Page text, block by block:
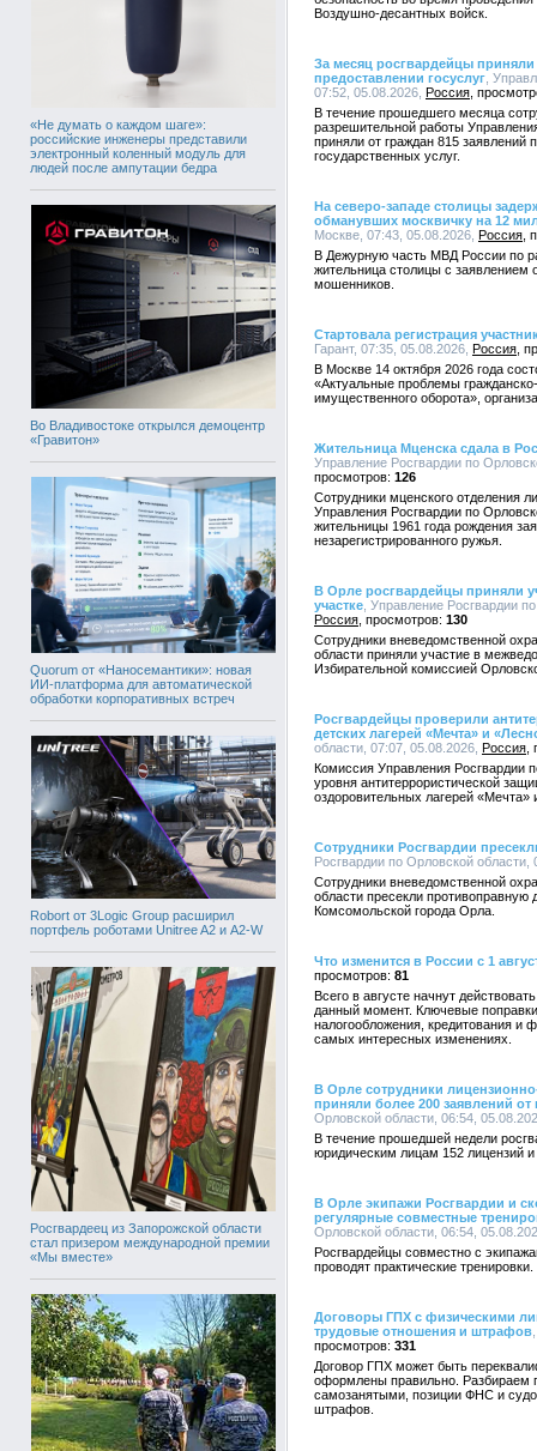
«Не думать о каждом шаге»:
российские инженеры представили
электронный коленный модуль для
людей после ампутации бедра
Во Владивостоке открылся демоцентр
«Гравитон»
Quorum от «Наносемантики»: новая
ИИ-платформа для автоматической
обработки корпоративных встреч
Robort от 3Logic Group расширил
портфель роботами Unitree A2 и A2-W
Росгвардеец из Запорожской области
стал призером международной премии
«Мы вместе»
Воздушно-десантных войск.
За месяц росгвардейцы приняли
предоставлении госуслуг ,
07:52, 05.08.2026, Россия
В течение прошедшего месяца
разрешительной работы
приняли от граждан 815 заявлений
государственных услуг.
На северо-западе столицы
обманувших москвичку на 12
Москве, 07:43, 05.08.2026, Россия
В Дежурную часть МВД России по
жительница столицы с заявлением
мошенников.
Стартовала регистрация
Гарант, 07:35, 05.08.2026, Россия
В Москве 14 октября 2026 года
«Актуальные проблемы
имущественного оборота»,
Жительница Мценска сдала в
Управление Росгвардии по
126
Сотрудники мценского отделения
Управления Росгвардии по
жительницы 1961 года рождения
незарегистрированного ружья.
В Орле росгвардейцы приняли
участке , Управление Росгвардии
Россия
130
Сотрудники вневедомственной
области приняли участие в
Избирательной комиссией
Росгвардейцы проверили
детских лагерей «Мечта» и
области, 07:07, 05.08.2026, Россия
Комиссия Управления Росгвардии
уровня антитеррористической
оздоровительных лагерей «Мечта»
Сотрудники Росгвардии
Росгвардии по Орловской
Сотрудники вневедомственной
области пресекли противоправную
Комсомольской города Орла.
Что изменится в России с 1
81
Всего в августе начнут
данный момент. Ключевые
налогообложения, кредитования и
самых интересных изменениях.
В Орле сотрудники
приняли более 200 заявлений от
Орловской области, 06:54,
В течение прошедшей недели
юридическим лицам 152 лицензий
В Орле экипажи Росгвардии и
регулярные совместные
Орловской области, 06:54,
Росгвардейцы совместно с
проводят практические тренировки.
Договоры ГПХ с физическими
трудовые отношения и штрафов
331
Договор ГПХ может быть
оформлены правильно. Разбираем
самозанятыми, позиции ФНС и
штрафов.